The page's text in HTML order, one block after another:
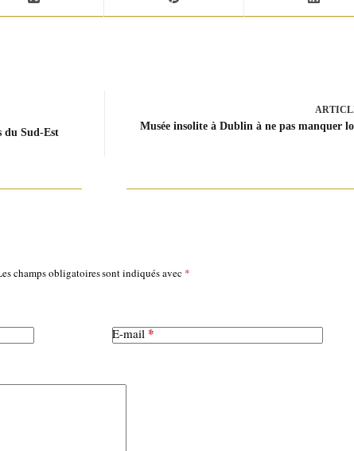
du Sud-Est
Musée insolite à Dublin à ne pas manquer
champs obligatoires sont indiqués avec *
E-mail*